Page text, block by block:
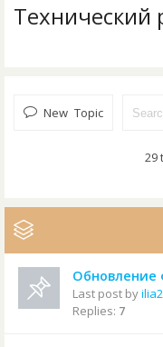
Технический
New Topic
29
Обновление
Last post by
Replies: 7